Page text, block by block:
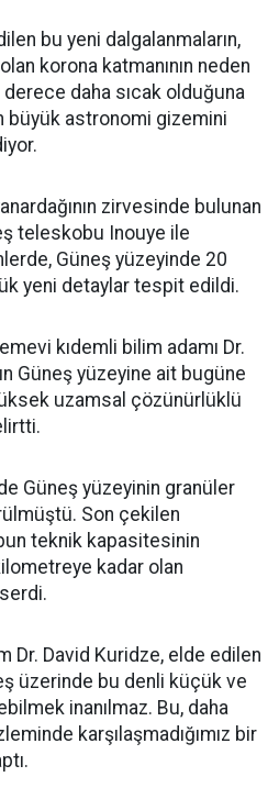
bu yeni dalgalanmaların,
korona katmanının neden
daha sıcak olduğuna
büyük astronomi gizemini
zirvesinde bulunan
teleskobu Inouye ile
Güneş yüzeyinde 20
yeni detaylar tespit edildi.
kıdemli bilim adamı Dr.
Güneş yüzeyine ait bugüne
uzamsal çözünürlüklü
Güneş yüzeyinin granüler
Son çekilen
teknik kapasitesinin
kadar olan
Dr. David Kuridze, elde edilen
üzerinde bu denli küçük ve
inanılmaz. Bu, daha
karşılaşmadığımız bir